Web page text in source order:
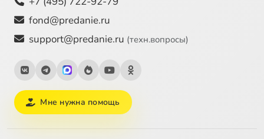
fond@predanie.ru
support@predanie.ru (техн.вопросы)
Мне нужна помощь